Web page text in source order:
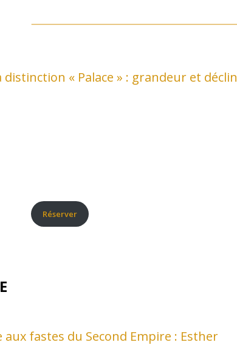
distinction « Palace » : grandeur et déclin
Réserver
aux fastes du Second Empire : Esther